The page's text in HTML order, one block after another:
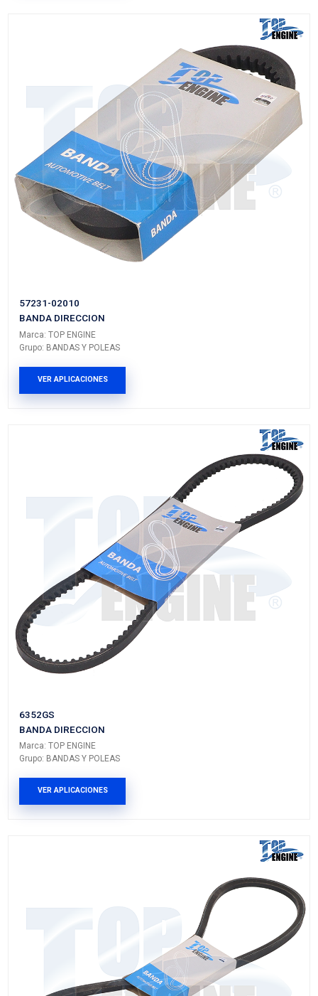
NK6463GS
BANDA DIRECCION
57231-02010
BANDA DIRECCION
Marca: TOP ENGINE
Grupo: BANDAS Y POLEAS